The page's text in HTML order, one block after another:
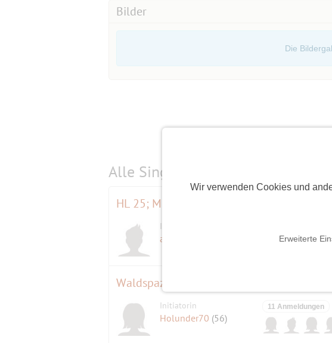
Wir verwenden Cookies und
Erweiterte
Bilder
Die
Alle Single-Events am
HL 25; Mit dem Bus auf den
Initiator
adventurefox
Waldspaziergang Bergfelde - H Neuendorf
Initiatorin
Holunder70 (56)
11 Anmeldungen